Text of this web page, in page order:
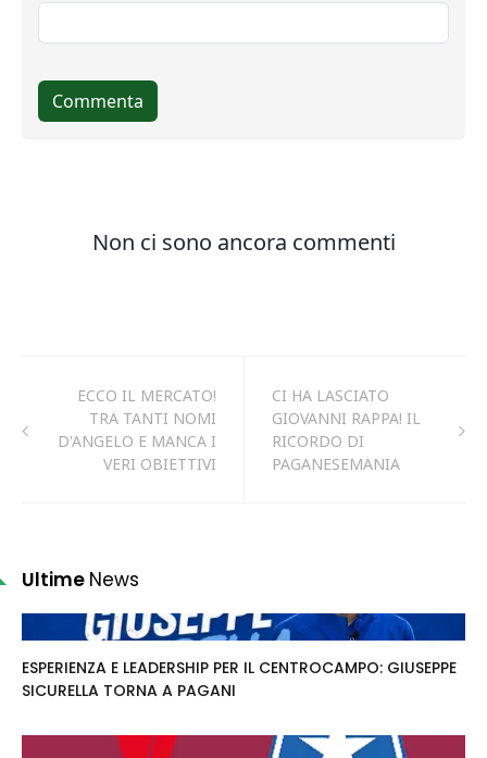
ECCO IL MERCATO!
TRA TANTI NOMI
D'ANGELO E MANCA I
VERI OBIETTIVI
CI HA LASCIATO
GIOVANNI RAPPA! IL
RICORDO DI
PAGANESEMANIA
Ultime News
ESPERIENZA E LEADERSHIP PER IL CENTROCAMPO: GIUSEPPE
SICURELLA TORNA A PAGANI